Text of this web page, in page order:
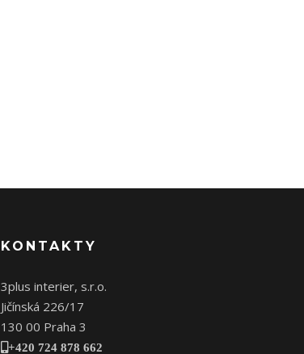
KONTAKTY
3plus interier, s.r.o.
Jičínská 226/17
130 00 Praha 3
+420 724 878 662